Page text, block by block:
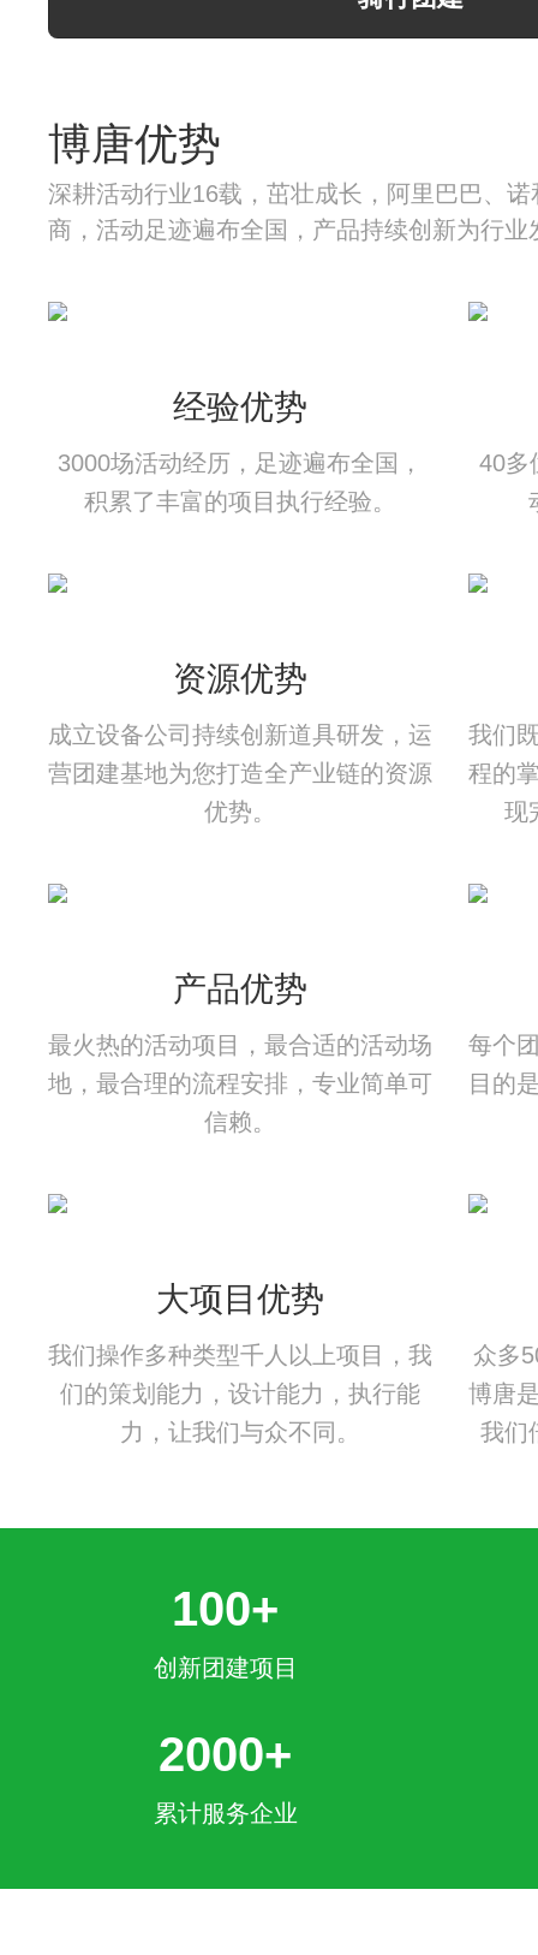
博唐优势
深耕活动行业16载，茁壮成长，阿里巴巴、
商，活动足迹遍布全国，产品持续创新为行业
经验优势
3000场活动经历，足迹遍布全国，
积累了丰富的项目执行经验。
40多
资源优势
成立设备公司持续创新道具研发，运
营团建基地为您打造全产业链的资源
优势。
我们
程的
现
产品优势
最火热的活动项目，最合适的活动场
地，最合理的流程安排，专业简单可
信赖。
每个
目的
大项目优势
我们操作多种类型千人以上项目，我
们的策划能力，设计能力，执行能
力，让我们与众不同。
众多
博唐
我们
100+
创新团建项目
2000+
累计服务企业